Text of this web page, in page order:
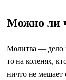
Можно ли
Молитва — дело
то на коленях,
ничто не мешает